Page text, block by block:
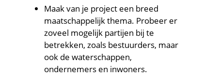
Maak van je project een breed
maatschappelijk thema. Probeer er
zoveel mogelijk partijen bij te
betrekken, zoals bestuurders, maar
ook de waterschappen,
ondernemers en inwoners.